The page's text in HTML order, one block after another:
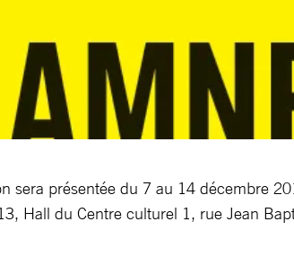
sera présentée du 7 au 14 décembre
Hall du Centre culturel 1, rue Jean